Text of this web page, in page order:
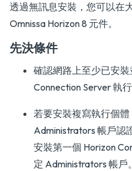
透過無訊息安裝，您可以在
Omnissa Horizon 8 元件。
先決條件
確認網路上至少已安
Connection Server 執行
若要安裝複寫執行個
Administrators 帳戶認
安裝第一個 Horizon
定 Administrators 帳